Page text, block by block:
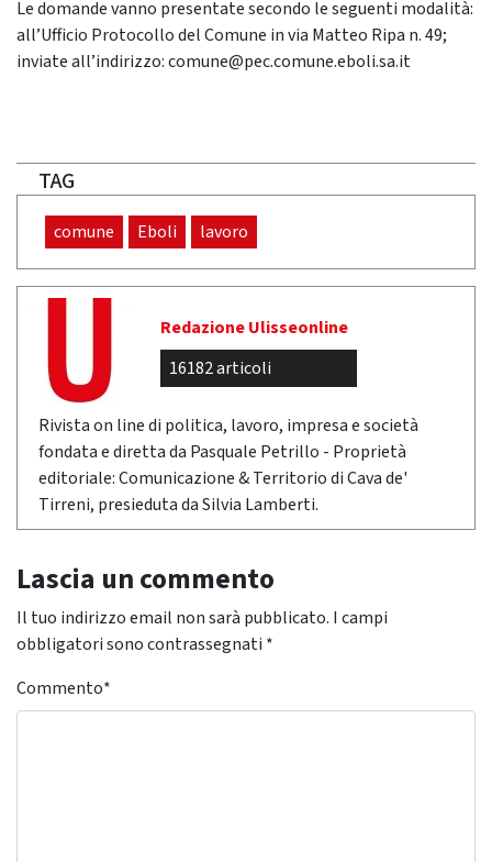
Le domande vanno presentate secondo le seguenti modalità:
all’Ufficio Protocollo del Comune in via Matteo Ripa n. 49;
inviate all’indirizzo: comune@pec.comune.eboli.sa.it
TAG
comune Eboli lavoro
Redazione Ulisseonline
16182 articoli
Rivista on line di politica, lavoro, impresa e società
fondata e diretta da Pasquale Petrillo - Proprietà
editoriale: Comunicazione & Territorio di Cava de'
Tirreni, presieduta da Silvia Lamberti.
Lascia un commento
Il tuo indirizzo email non sarà pubblicato. I campi
obbligatori sono contrassegnati *
Commento*